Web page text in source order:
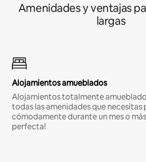
Amenidades y ventajas
largas
Alojamientos amueblados
Alojamientos totalmente
todas las amenidades que necesitas
cómodamente durante un mes o
perfecta!